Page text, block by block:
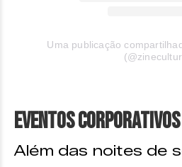
Uma publicação
Eventos
Além das noites de